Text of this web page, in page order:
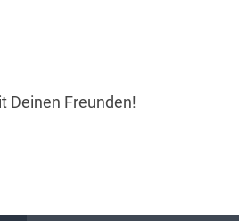
Deinen Freunden!